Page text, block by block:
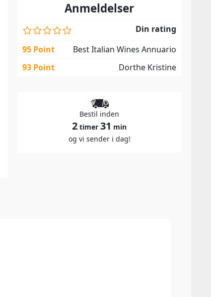
Anmeldelser
Din rating
95 Point
Best Italian Wines Annuario
93 Point
Dorthe Kristine
Bestil inden
2 timer 31 min
og vi sender i dag!